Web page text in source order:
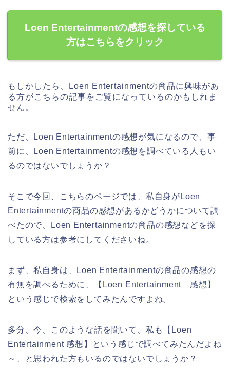
Loen Entertainmentの感想を探している
方はこちらをクリック
もしかしたら、Loen Entertainmentの商品に興味があ
る方がこちらの記事をご覧になっているのかもしれま
せん。
ただ、Loen Entertainmentの感想が気になるので、事
前に、Loen Entertainmentの感想を調べている人もい
るのではないでしょうか？
そこで今回、こちらのページでは、私自身がLoen
Entertainmentの商品の感想があるかどうかについて調
べたので、Loen Entertainmentの商品の感想などを探
している方は参考にしてくださいね。
まず、私自身は、Loen Entertainmentの商品の感想の
有無を調べるために、【Loen Entertainment 感想】
という感じで検索をしてみたんですよね。
多分、今、このような話を聞いて、私も【Loen
Entertainment 感想】という感じで調べてみたんだよね
～、と思われた方もいるのではないでしょうか？